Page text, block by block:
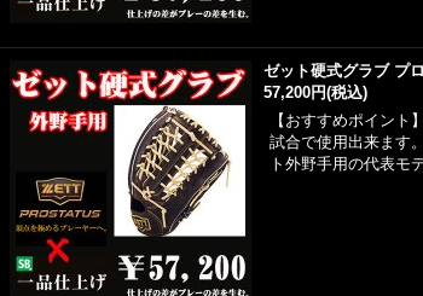
ゼット硬式グラブ プ
57,200円(税込)
【おすすめポイン
試合で使用出来ます
ト外野手用の代表モ